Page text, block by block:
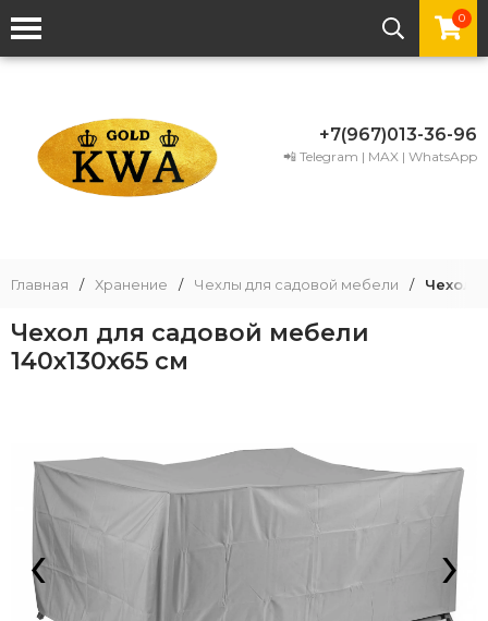
0
+7(967)013-36-96
📲 Telegram | MAX | WhatsApp
Главная / Хранение / Чехлы для садовой мебели / Чехол
Чехол для садовой мебели
140х130х65 см
‹ ›